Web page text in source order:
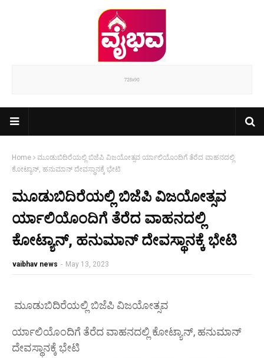
Home
ಮೂಡುಬಿದಿರೆಯಲ್ಲಿ ಬಿಜೆಪಿ ವಿಜಯೋತ್ಸವ ರ್ಯಾಲಿಯೊಂದಿಗೆ ತೆರೆದ ವಾಹನದಲ್ಲಿ
ಕೋಟ್ಯಾನ್, ಹನುಮಾನ್ ದೇವಸ್ಥಾನಕ್ಕೆ ಭೇಟಿ
ಮೂಡುಬಿದಿರೆಯಲ್ಲಿ ಬಿಜೆಪಿ ವಿಜಯೋತ್ಸವ
ರ್ಯಾಲಿಯೊಂದಿಗೆ ತೆರೆದ ವಾಹನದಲ್ಲಿ
ಕೋಟ್ಯಾನ್, ಹನುಮಾನ್ ದೇವಸ್ಥಾನಕ್ಕೆ ಭೇಟಿ
vaibhav news - May 13, 2023
ಮೂಡುಬಿದಿರೆಯಲ್ಲಿ ಬಿಜೆಪಿ ವಿಜಯೋತ್ಸವ
ರ್ಯಾಲಿಯೊಂದಿಗೆ ತೆರೆದ ವಾಹನದಲ್ಲಿ ಕೋಟ್ಯಾನ್, ಹನುಮಾನ್
ದೇವಸ್ಥಾನಕ್ಕೆ ಭೇಟಿ